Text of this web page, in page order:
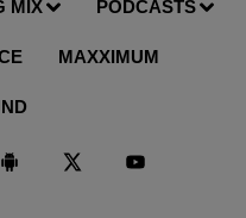
MIX PODCASTS
MAXXIMUM